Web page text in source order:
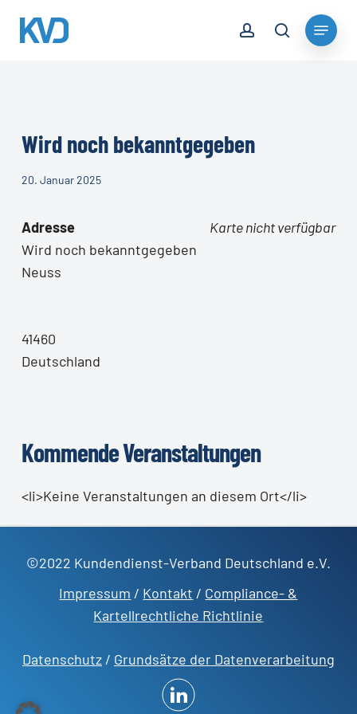
search
Menu
Wird noch bekanntgegeben
20. Januar 2025
Karte nicht verfügbar
Adresse
Wird noch bekanntgegeben
Neuss
41460
Deutschland
Kommende Veranstaltungen
<li>Keine Veranstaltungen an diesem Ort</li>
©2022 Kundendienst-Verband Deutschland e.V.
Impressum / Kontakt / Compliance- &
Kartellrechtliche Richtlinie
Datenschutz/ Grundsätze der Datenverarbeitung
Close